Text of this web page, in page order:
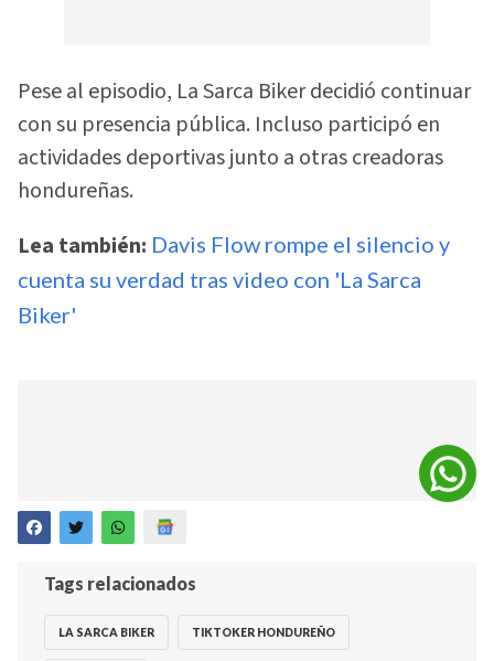
Pese al episodio, La Sarca Biker decidió continuar
con su presencia pública. Incluso participó en
actividades deportivas junto a otras creadoras
hondureñas.
Lea también: Davis Flow rompe el silencio y
cuenta su verdad tras video con 'La Sarca
Biker'
Tags relacionados
LA SARCA BIKER TIKTOKER HONDUREÑO